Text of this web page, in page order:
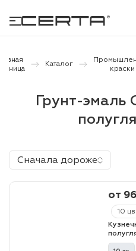
бетону,
Каталог
краски
Грунт-эмаль
Сначала дороже
10
от